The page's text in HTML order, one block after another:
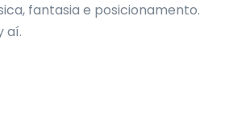
fantasia e posicionamento.
aí.